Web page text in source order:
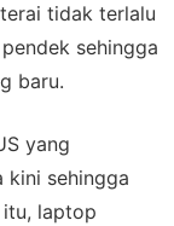
tidak terlalu
sehingga
baru.
yang
kini sehingga
laptop